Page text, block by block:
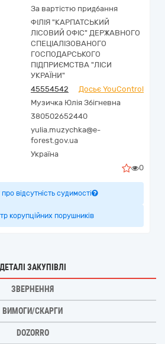
За вартістю придбання
ФІЛІЯ "КАРПАТСЬКИЙ
ЛІСОВИЙ ОФІС" ДЕРЖАВНОГО
СПЕЦІАЛІЗОВАНОГО
ГОСПОДАРСЬКОГО
ПІДПРИЄМСТВА "ЛІСИ
УКРАЇНИ"
45554542
Досьє YouControl
Музичка Юлія Збігневна
380502652440
yulia.muzychka@e-
forest.gov.ua
Україна
0
відсутність судимості
корупційних порушників
ДЕТАЛІ ЗАКУПІВЛІ
ЗВЕРНЕННЯ
ВИМОГИ/СКАРГИ
DOZORRO